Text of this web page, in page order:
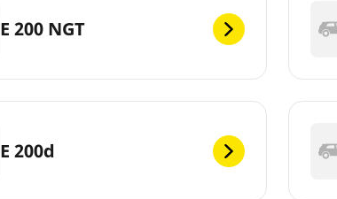
E 200 NGT
E 200d